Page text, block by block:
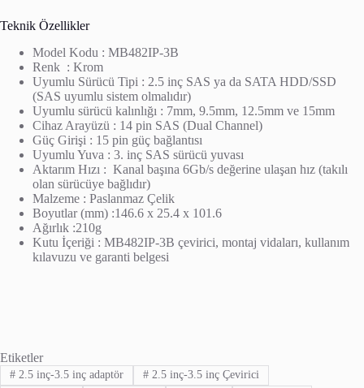
Teknik Özellikler
Model Kodu : MB482IP-3B
Renk : Krom
Uyumlu Sürücü Tipi : 2.5 inç SAS ya da SATA HDD/SSD
(SAS uyumlu sistem olmalıdır)
Uyumlu sürücü kalınlığı : 7mm, 9.5mm, 12.5mm ve 15mm
Cihaz Arayüzü : 14 pin SAS (Dual Channel)
Güç Girişi : 15 pin güç bağlantısı
Uyumlu Yuva : 3. inç SAS sürücü yuvası
Aktarım Hızı : Kanal başına 6Gb/s değerine ulaşan hız (takılı
olan sürücüye bağlıdır)
Malzeme : Paslanmaz Çelik
Boyutlar (mm) :146.6 x 25.4 x 101.6
Ağırlık :210g
Kutu İçeriği : MB482IP-3B çevirici, montaj vidaları, kullanım
kılavuzu ve garanti belgesi
Etiketler
#2.5 inç-3.5 inç adaptör #2.5 inç-3.5 inç Çevirici